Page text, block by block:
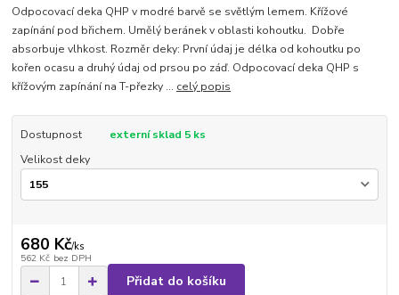
Odpocovací deka QHP v modré barvě se světlým lemem. Křížové
zapínání pod břichem. Umělý beránek v oblasti kohoutku. Dobře
absorbuje vlhkost. Rozměr deky: První údaj je délka od kohoutku po
kořen ocasu a druhý údaj od prsou po záď. Odpocovací deka QHP s
křížovým zapínání na T-přezky ... celý popis
Dostupnost
externí sklad 5 ks
Velikost deky
680 Kč/ks
562 Kč bez DPH
Přidat do košíku